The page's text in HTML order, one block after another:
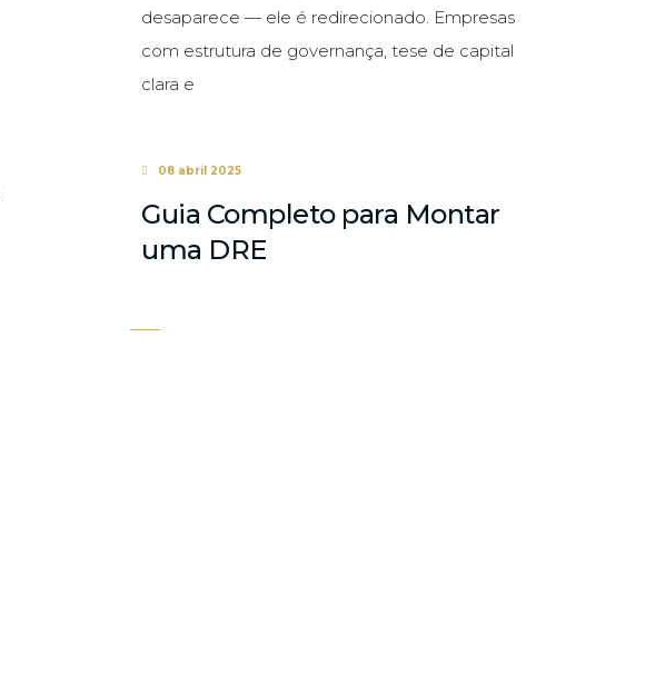
desaparece — ele é redirecionado. Empresas
com estrutura de governança, tese de capital
clara e
08 abril 2025
Guia Completo para Montar
uma DRE